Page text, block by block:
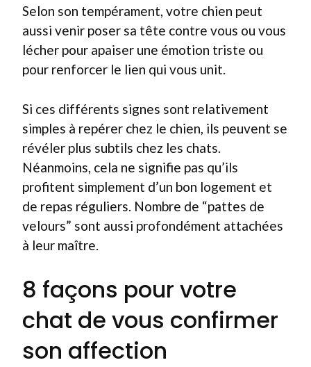
Selon son tempérament, votre chien peut
aussi venir poser sa tête contre vous ou vous
lécher pour apaiser une émotion triste ou
pour renforcer le lien qui vous unit.
Si ces différents signes sont relativement
simples à repérer chez le chien, ils peuvent se
révéler plus subtils chez les chats.
Néanmoins, cela ne signifie pas qu’ils
profitent simplement d’un bon logement et
de repas réguliers. Nombre de “pattes de
velours” sont aussi profondément attachées
à leur maître.
8 façons pour votre
chat de vous confirmer
son affection